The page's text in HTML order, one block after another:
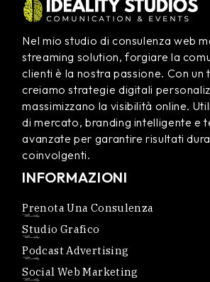
Nel mio studio di consulenza web
streaming solution, forgiare la
clienti è la nostra passione. Con un
creiamo strategie digitali
massimizzano la visibilità online.
di mercato, branding intelligente e
avanzate per garantire risultati
coinvolgenti.
INFORMAZIONI
Prenota Una Consulenza
Studio Grafico
Podcast Advertising
Social Web Marketing